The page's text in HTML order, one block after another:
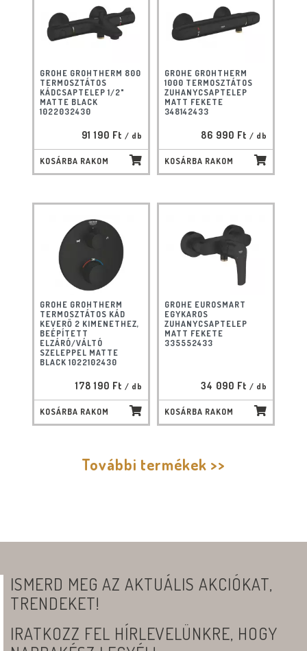
GROHE GROHTHERM 800
TERMOSZTÁTOS
KÁDCSAPTELEP 1/2"
MATTE BLACK
1022032430
91 190 Ft / db
KOSÁRBA RAKOM
GROHE GROHTHERM
1000 TERMOSZTÁTOS
ZUHANYCSAPTELEP
MATT FEKETE
348142433
86 990 Ft / db
KOSÁRBA RAKOM
GROHE GROHTHERM
TERMOSZTÁTOS KÁD
KEVERŐ 2 KIMENETHEZ,
BEÉPÍTETT
ELZÁRÓ/VÁLTÓ
SZELEPPEL MATTE
BLACK 1022102430
178 190 Ft / db
KOSÁRBA RAKOM
GROHE EUROSMART
EGYKAROS
ZUHANYCSAPTELEP
MATT FEKETE
335552433
34 090 Ft / db
KOSÁRBA RAKOM
További termékek >>
ISMERD MEG AZ AKTUÁLIS AKCIÓKAT,
TRENDEKET!
IRATKOZZ FEL HÍRLEVELÜNKRE, HOGY